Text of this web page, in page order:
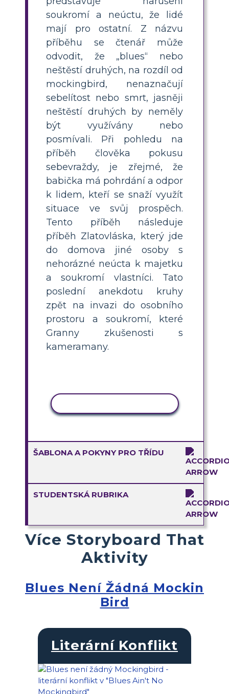
soukromí a neúctu, že lidé
mají pro ostatní. Z názvu
příběhu se čtenář může
odvodit, že „blues“ nebo
neštěstí druhých, na rozdíl od
mockingbird, nenaznačují
sebelítost nebo smrt, jasněji
neštěstí druhých by neměly
být využívány nebo
posmívali. Při pohledu na
příběh člověka pokusu
sebevraždy, je zřejmé, že
babička má pohrdání a odpor
k lidem, kteří se snaží využít
situace ve svůj prospěch.
Tento příběh následuje
příběh Zlatovláska, který jde
do domova jiné osoby s
nehorázné neúcta k majetku
a soukromí vlastníci. Tato
poslední anekdotu kruhy
zpět na invazi do osobního
prostoru a soukromí, které
Granny zkušenosti s
kameramany.
ŠABLONA A POKYNY PRO TŘÍDU
STUDENTSKÁ RUBRIKA
Více Storyboard That
Aktivity
Blues Není Žádná Mockin
Bird
Literární Konflikt